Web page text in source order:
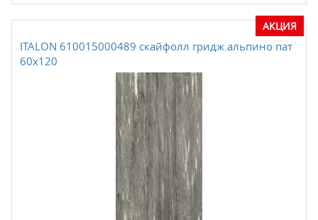
АКЦИЯ
ITALON 610015000489 скайфолл гридж.альпино пат
60x120